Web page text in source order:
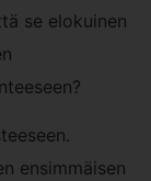
se elokuinen
ensimmäisen